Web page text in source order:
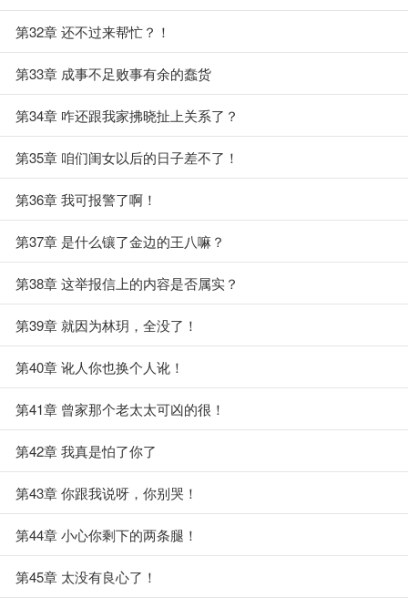
第32章 还不过来帮忙？！
第33章 成事不足败事有余的蠢货
第34章 咋还跟我家拂晓扯上关系了？
第35章 咱们闺女以后的日子差不了！
第36章 我可报警了啊！
第37章 是什么镶了金边的王八嘛？
第38章 这举报信上的内容是否属实？
第39章 就因为林玥，全没了！
第40章 讹人你也换个人讹！
第41章 曾家那个老太太可凶的很！
第42章 我真是怕了你了
第43章 你跟我说呀，你别哭！
第44章 小心你剩下的两条腿！
第45章 太没有良心了！